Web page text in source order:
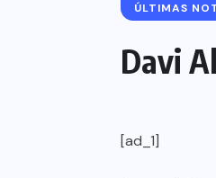
ÚLTIMAS
Davi
[ad_1]